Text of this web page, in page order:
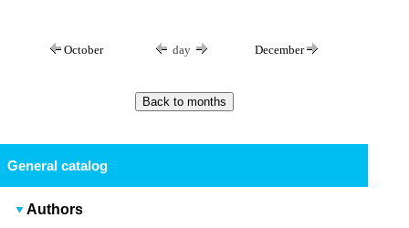
October day December
General catalog
Authors